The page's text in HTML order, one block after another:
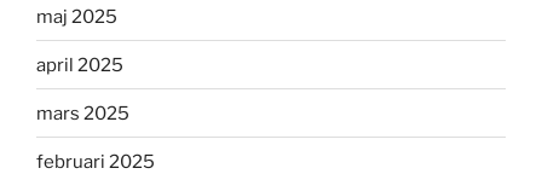
maj 2025
april 2025
mars 2025
februari 2025